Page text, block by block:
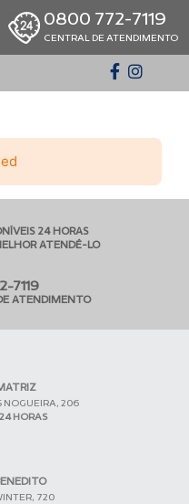
0800 772-7119
CENTRAL DE ATENDIMENTO
24 HORAS
ATENDÊ-LO
7119
ATENDIMENTO
NOGUEIRA, 206
HORAS
720